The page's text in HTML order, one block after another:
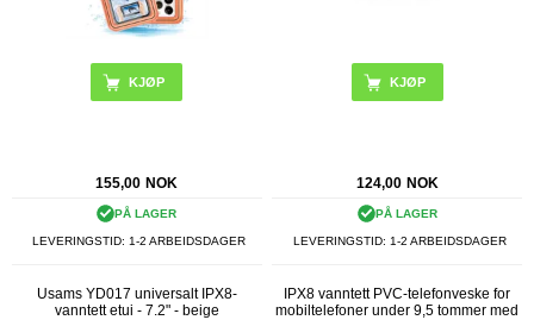
155,00 NOK
PÅ LAGER
LEVERINGSTID: 1-2 ARBEIDSDAGER
124,00 NOK
PÅ LAGER
LEVERINGSTID: 1-2 ARBEIDSDAGER
Usams YD017 universalt IPX8-
vanntett etui - 7.2" - beige
IPX8 vanntett PVC-telefonveske for
mobiltelefoner under 9,5 tommer med